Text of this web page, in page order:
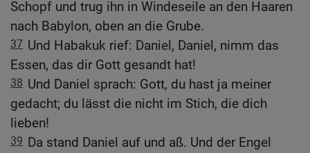
Schopf und trug ihn in Windeseile an den Haaren
nach Babylon, oben an die Grube.
37 Und Habakuk rief: Daniel, Daniel, nimm das
Essen, das dir Gott gesandt hat!
38 Und Daniel sprach: Gott, du hast ja meiner
gedacht; du lässt die nicht im Stich, die dich
lieben!
39 Da stand Daniel auf und aß. Und der Engel